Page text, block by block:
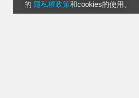
的 隱私權政策和cookies的使用。